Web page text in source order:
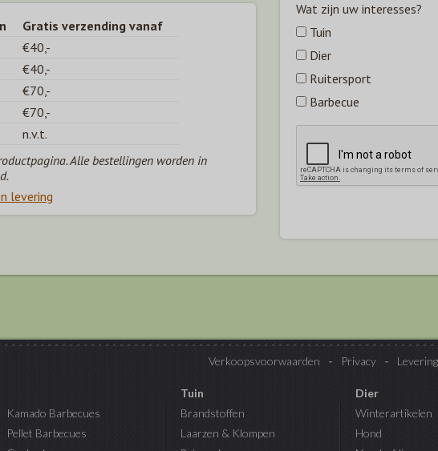
Wat zijn uw interesses?
Tuin
Dier
Ruitersport
Barbecue
Gratis verzending vanaf
€40,-
€40,-
€70,-
€70,-
n.v.t.
Alle bestellingen worden in
levering
Verkoopsvoorwaarden Privacy Levering
Kamado Barbecues
Pellet Barbecues
Tuin
Brandstoffen
Laarzen & Klompen
Dier
Winterartikelen
Hond